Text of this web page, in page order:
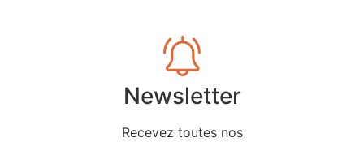
Newsletter
Recevez toutes nos